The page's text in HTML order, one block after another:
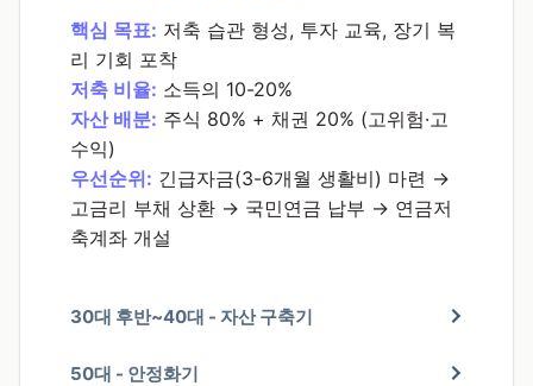
핵심 목표: 저축 습관 형성, 투자 교육, 장기 복
리 기회 포착
저축 비율: 소득의 10-20%
자산 배분: 주식 80% + 채권 20% (고위험·고
수익)
우선순위: 긴급자금(3-6개월 생활비) 마련 →
고금리 부채 상환 → 국민연금 납부 → 연금저
축계좌 개설
30대 후반~40대 - 자산 구축기
50대 - 안정화기